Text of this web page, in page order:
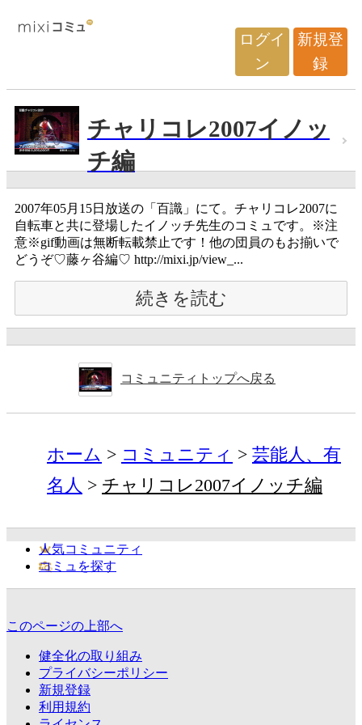
ログイ
ン
新規登
録
チャリコレ2007イノッ
チ編
2007年05月15日放送の「百識」にて。チャリコレ2007に
自転車と共に登場したイノッチ先生のコミュです。※注
意※gif動画は無断転載禁止です！他の団員のもお揃いで
どうぞ♡藤ヶ谷編♡ http://mixi.jp/view_...
続きを読む
コミュニティトップへ戻る
ホーム コミュニティ
芸能人、有
名人
チャリコレ2007イノッチ編
人気コミュニティ
コミュを探す
このページの上部へ
健全化の取り組み
プライバシーポリシー
新規登録
利用規約